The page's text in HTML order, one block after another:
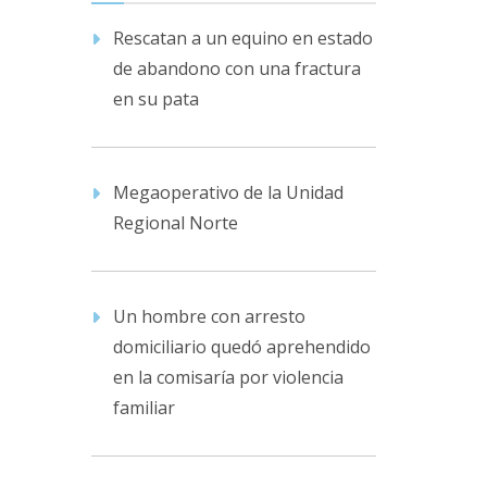
Rescatan a un equino en estado
de abandono con una fractura
en su pata
Megaoperativo de la Unidad
Regional Norte
Un hombre con arresto
domiciliario quedó aprehendido
en la comisaría por violencia
familiar